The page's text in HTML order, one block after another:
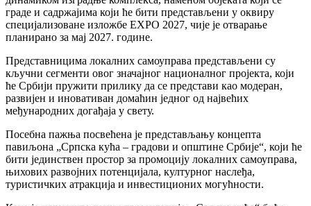
граде и садржајима који ће бити представљени у оквиру
специјализоване изложбе EXPO 2027, чије је отварање
планирано за мај 2027. године.
Представницима локалних самоуправа представљени су
кључни сегменти овог значајног националног пројекта, који
ће Србији пружити прилику да се представи као модеран,
развијен и иновативан домаћин једног од највећих
међународних догађаја у свету.
Посебна пажња посвећена је представљању концепта
павиљона „Српска кућа – градови и општине Србије“, који ће
бити јединствен простор за промоцију локалних самоуправа,
њихових развојних потенцијала, културног наслеђа,
туристичких атракција и инвестиционих могућности.